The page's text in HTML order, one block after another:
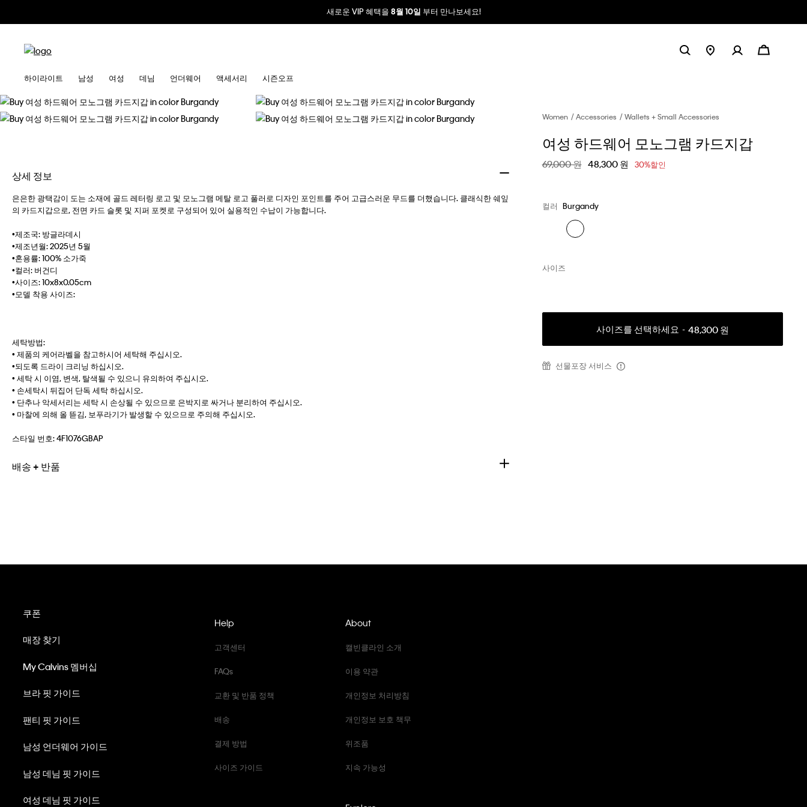
새로운 VIP 혜택을 8월 10일 부터 만나보세요!
하이라이트 남성 여성 데님 언더웨어 액세서리 시즌오프
상세 정보
은은한 광택감이 도는 소재에 골드 레터링 로고 및 모노그램 메탈 로고 풀러로 디자인 포인트를 주어 고급스러운 무드를 더했습니다. 클래식한 쉐잎
의 카드지갑으로, 전면 카드 슬롯 및 지퍼 포켓로 구성되어 있어 실용적인 수납이 가능합니다.
•제조국: 방글라데시
•제조년월: 2025년 5월
•혼용률: 100% 소가죽
•컬러: 버건디
•사이즈: 10x8x0.05cm
•모델 착용 사이즈:
세탁방법:
• 제품의 케어라벨을 참고하시어 세탁해 주십시오.
•되도록 드라이 크리닝 하십시오.
• 세탁 시 이염, 변색, 탈색될 수 있으니 유의하여 주십시오.
• 손세탁시 뒤집어 단독 세탁 하십시오.
• 단추나 악세서리는 세탁 시 손상될 수 있으므로 은박지로 싸거나 분리하여 주십시오.
• 마찰에 의해 올 뜯김, 보푸라기가 발생할 수 있으므로 주의해 주십시오.
스타일 번호:4F1076GBAP
배송 + 반품
Women Accessories Wallets + Small Accessories
여성 하드웨어 모노그램 카드지갑
할인 전 가격
69,000 원할인된 가격
48,300 원 30%할인
컬러 Burgandy
사이즈
사이즈를 선택하세요 48,300 원
선물포장 서비스
Help
고객센터
FAQs
교환 및 반품 정책
배송
결제 방법
사이즈 가이드
쿠폰
매장 찾기
My Calvins 멤버십
브라 핏 가이드
팬티 핏 가이드
남성 언더웨어 가이드
남성 데님 핏 가이드
여성 데님 핏 가이드
About
캘빈클라인 소개
이용 약관
개인정보 처리방침
개인정보 보호 책무
위조품
지속 가능성